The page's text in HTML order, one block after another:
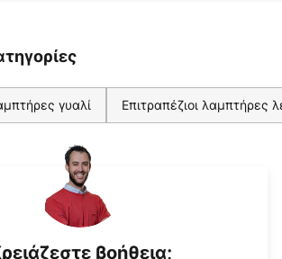
γυαλί Επιτραπέζιοι λαμπτήρες
βοήθεια;